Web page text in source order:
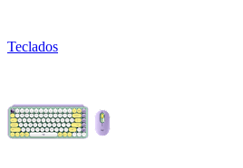
Teclados